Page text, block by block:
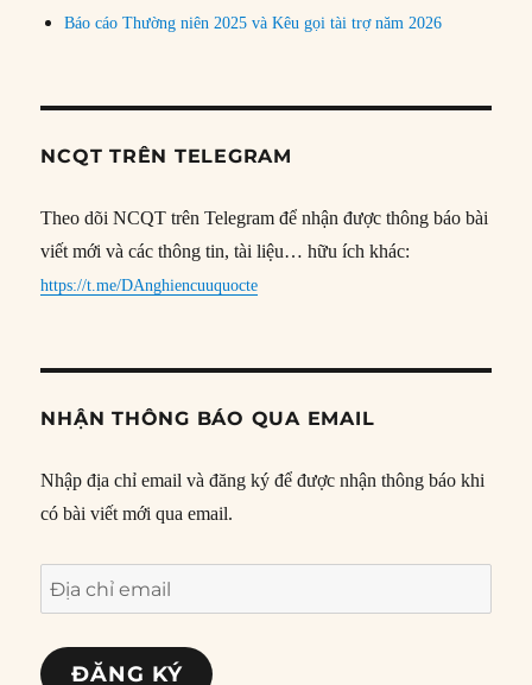
Báo cáo Thường niên 2025 và Kêu gọi tài trợ năm 2026
NCQT TRÊN TELEGRAM
Theo dõi NCQT trên Telegram để nhận được thông báo bài
viết mới và các thông tin, tài liệu… hữu ích khác:
https://t.me/DAnghiencuuquocte
NHẬN THÔNG BÁO QUA EMAIL
Nhập địa chỉ email và đăng ký để được nhận thông báo khi
có bài viết mới qua email.
Địa
chỉ
email
ĐĂNG KÝ